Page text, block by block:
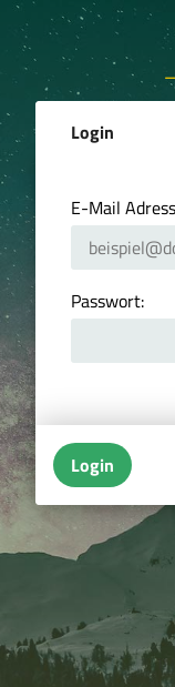
Login
E-Mail
Passwort:
Login